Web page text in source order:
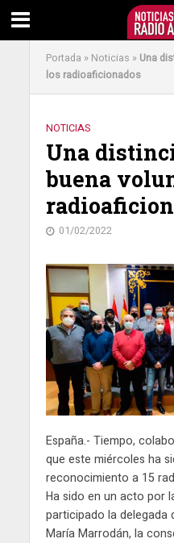
Portada » Noticias » Una
los radioaficionados
NOTICIAS
Una
buena
01/02/2022
España.- Tiempo,
que este miércoles ha
reconocimiento a 15
Ha sido en un acto por
participado la delegada
María Marrodán, la